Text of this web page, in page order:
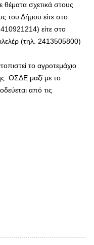
σχετικά στους
του Δήμου είτε στο
είτε στο
(τηλ. 2413505800)
το αγροτεμάχιο
ΟΣΔΕ μαζί με το
από τις